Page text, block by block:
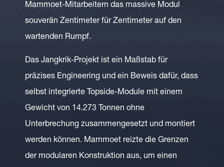
Mammoet-Mitarbeitern das massive Modul
souverän Zentimeter für Zentimeter auf den
wartenden Rumpf.
Das Jangkrik-Projekt ist ein Maßstab für
präzises Engineering und ein Beweis dafür, dass
selbst integrierte Topside-Module mit einem
Gewicht von 14.273 Tonnen ohne
Unterbrechung zusammengesetzt und montiert
werden können. Mammoet reizte die Grenzen
der modularen Konstruktion aus, um einen